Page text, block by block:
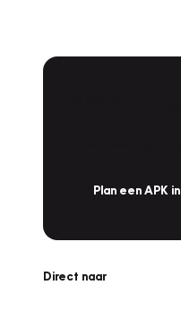
Plan een APK in
Direct naar